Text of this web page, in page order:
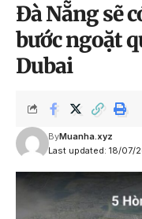
Đà Nẵng sẽ
bước ngoặt
Dubai
Last updated: 18/07/
ByMuanha.xyz